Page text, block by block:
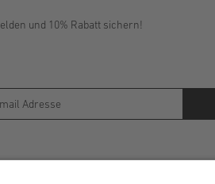
und 10% Rabatt sichern!